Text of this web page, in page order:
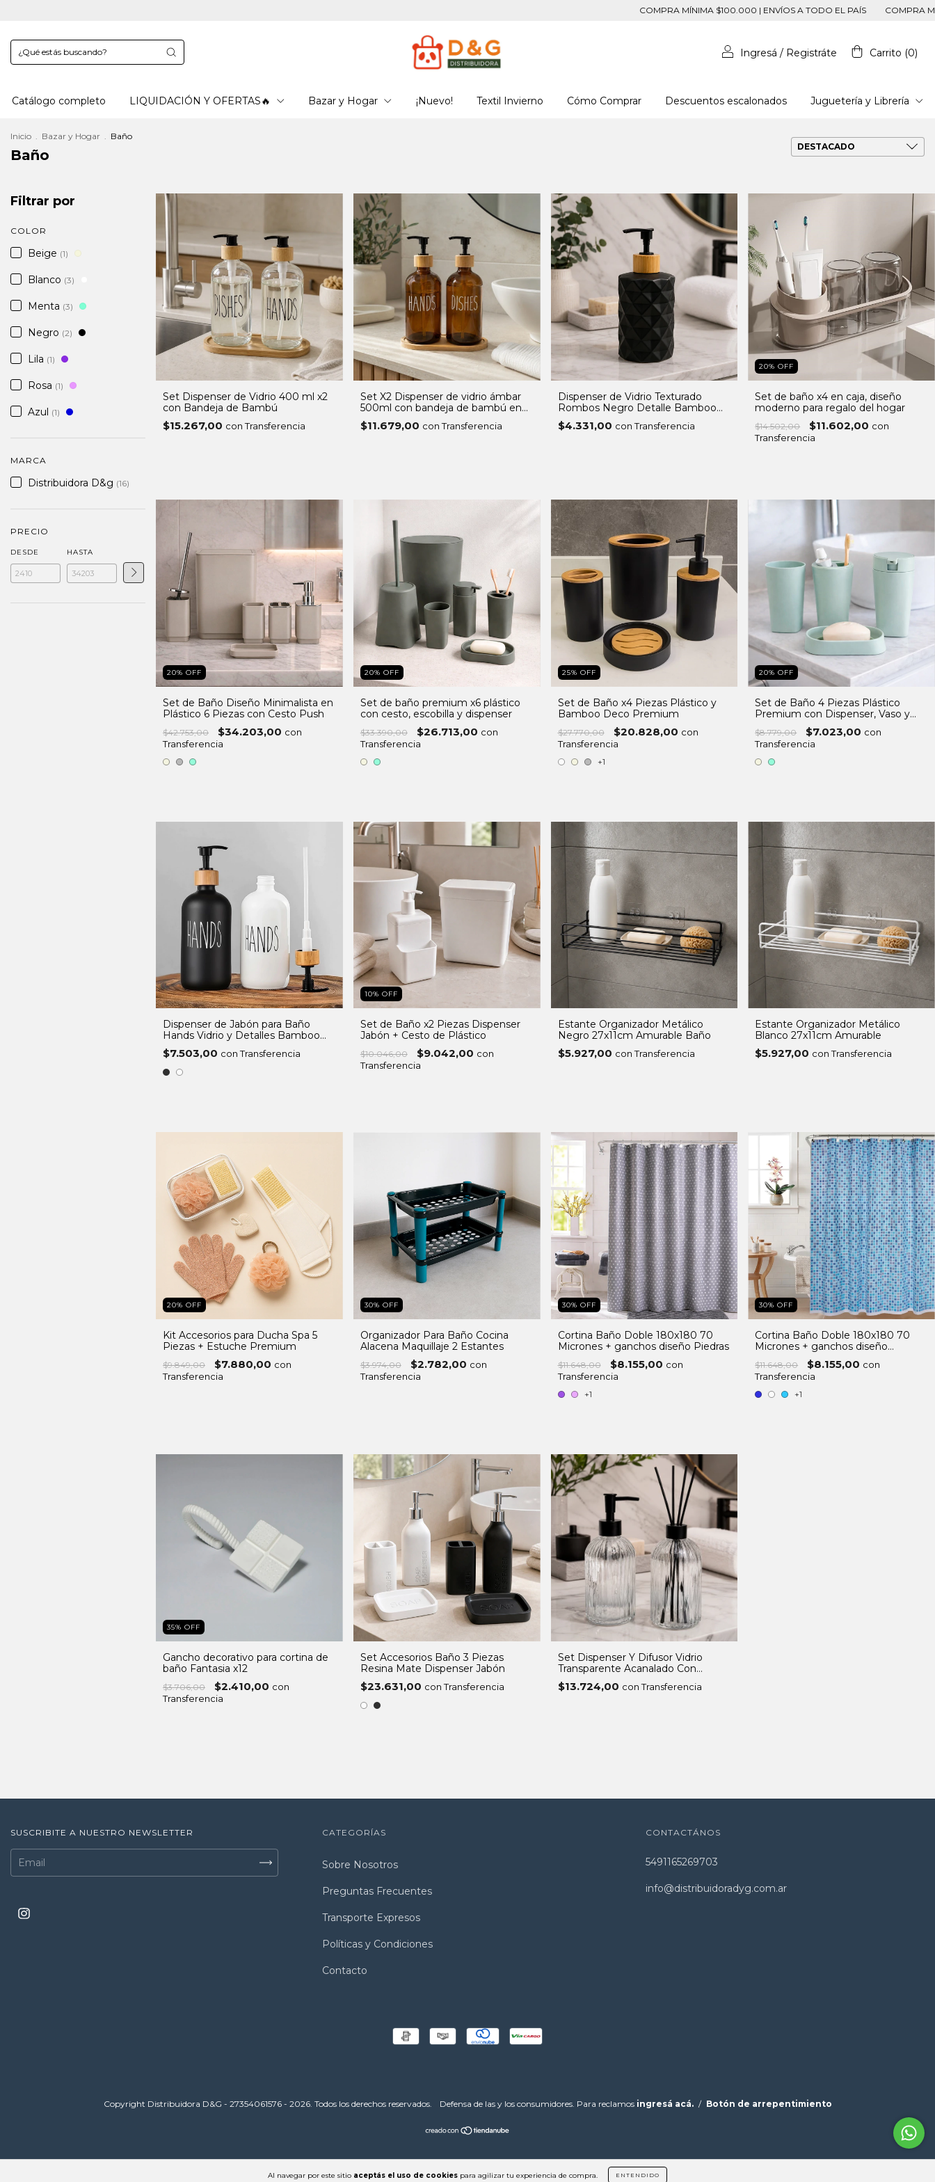
COMPRA MÍNIMA $100.000 | ENVÍOS A TODO EL PAÍS COMPRA MÍNIMA $100.000 |
Ingresá / Registráte Carrito (0)
Catálogo completo LIQUIDACIÓN Y OFERTAS🔥 Bazar y Hogar ¡Nuevo! Textil Invierno Cómo Comprar Descuentos escalonados Juguetería y Librería
Al navegar por este sitio aceptás el uso de cookies para agilizar tu experiencia de compra. ENTENDIDO
Inicio . Bazar y Hogar . Baño
Baño
Filtrar por
COLOR
Beige (1)
Blanco (3)
Menta (3)
Negro (2)
Lila (1)
Rosa (1)
Azul (1)
MARCA
Distribuidora D&g (16)
PRECIO
DESDE HASTA
Set Dispenser de Vidrio 400 ml x2
con Bandeja de Bambú
$15.267,00 con Transferencia
Set X2 Dispenser de vidrio ámbar
500ml con bandeja de bambú en
caja
$11.679,00 con Transferencia
Dispenser de Vidrio Texturado
Rombos Negro Detalle Bamboo
350ml
$4.331,00 con Transferencia
20%OFF
Set de baño x4 en caja, diseño
moderno para regalo del hogar
$14.502,00 $11.602,00 con
Transferencia
20% OFF
Set de Baño Diseño Minimalista en
Plástico 6 Piezas con Cesto Push
$42.753,00 $34.203,00 con
Transferencia
20% OFF
Set de baño premium x6 plástico
con cesto, escobilla y dispenser
$33.390,00 $26.713,00 con
Transferencia
25% OFF
Set de Baño x4 Piezas Plástico y
Bamboo Deco Premium
$27.770,00 $20.828,00 con
Transferencia
+1
20%OFF
Set de Baño 4 Piezas Plástico
Premium con Dispenser, Vaso y
$8.779,00 $7.023,00 con
Transferencia
Dispenser de Jabón para Baño
Hands Vidrio y Detalles Bamboo
500ml
$7.503,00 con Transferencia
10% OFF
Set de Baño x2 Piezas Dispenser
Jabón + Cesto de Plástico
$10.046,00 $9.042,00 con
Transferencia
Estante Organizador Metálico
Negro 27x11cm Amurable Baño
$5.927,00 con Transferencia
Estante Organizador Metálico
Blanco 27x11cm Amurable
$5.927,00 con Transferencia
20% OFF
Kit Accesorios para Ducha Spa 5
Piezas + Estuche Premium
$9.849,00 $7.880,00 con
Transferencia
30% OFF
Organizador Para Baño Cocina
Alacena Maquillaje 2 Estantes
$3.974,00 $2.782,00 con
Transferencia
30% OFF
Cortina Baño Doble 180x180 70
Micrones + ganchos diseño Piedras
$11.648,00 $8.155,00 con
Transferencia
+1
30%OFF
Cortina Baño Doble 180x180 70
Micrones + ganchos diseño
$11.648,00 $8.155,00 con
Transferencia
+1
35% OFF
Gancho decorativo para cortina de
baño Fantasia x12
$3.706,00 $2.410,00 con
Transferencia
Set Accesorios Baño 3 Piezas
Resina Mate Dispenser Jabón
$23.631,00 con Transferencia
Set Dispenser Y Difusor Vidrio
Transparente Acanalado Con
Detalles Negros
$13.724,00 con Transferencia
SUSCRIBITE A NUESTRO NEWSLETTER CATEGORÍAS
Sobre Nosotros
Preguntas Frecuentes
Transporte Expresos
Políticas y Condiciones
Contacto
CONTACTÁNOS
5491165269703
info@distribuidoradyg.com.ar
Copyright Distribuidora D&G - 27354061576 - 2026. Todos los derechos reservados. Defensa de las y los consumidores. Para reclamos ingresá acá. / Botón de arrepentimiento